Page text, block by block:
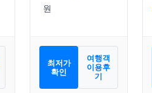
최저가
확인
여행객
이용후
기